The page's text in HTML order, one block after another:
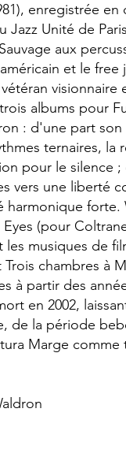
enregistrée
Jazz Unité de
aux
et le free
visionnaire
albums pour
: d'une part
ternaires, la
pour le silence
vers une liberté
harmonique forte.
(pour
les musiques de
Trois chambres à
à partir des
en 2002,
de la période
Marge